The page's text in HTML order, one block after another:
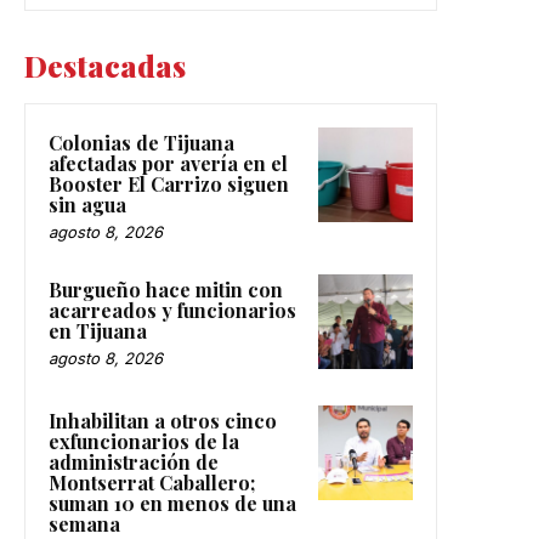
Destacadas
Colonias de Tijuana
afectadas por avería en el
Booster El Carrizo siguen
sin agua
agosto 8, 2026
Burgueño hace mitin con
acarreados y funcionarios
en Tijuana
agosto 8, 2026
Inhabilitan a otros cinco
exfuncionarios de la
administración de
Montserrat Caballero;
suman 10 en menos de una
semana